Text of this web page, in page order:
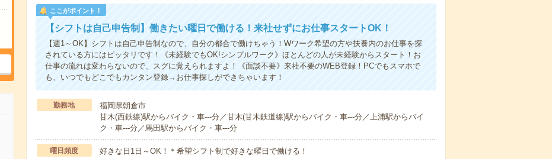
ここがポイント！
【シフトは自己申告制】働きたい曜日で働ける！来社せずにお仕事スタートOK！
【週1～OK】シフトは自己申告制なので、自分の都合で働けちゃう！Wワーク希望の方や扶養内のお仕事を探
されている方にはピッタリです！《未経験でもOK!シンプルワーク》ほとんどの人が未経験からスタート！お
仕事の流れは変わらないので、スグに覚えられますよ！《面談不要》来社不要のWEB登録！PCでもスマホで
も、いつでもどこでもカンタン登録→お仕事探しができちゃいます！
勤務地
福岡県朝倉市
甘木(西鉄線)駅からバイク・車---分／甘木(甘木鉄道線)駅からバイク・車---分／上浦駅からバイ
ク・車---分／馬田駅からバイク・車---分
曜日頻度 好きな日1日～OK！＊希望シフト制で好きな曜日で働ける！